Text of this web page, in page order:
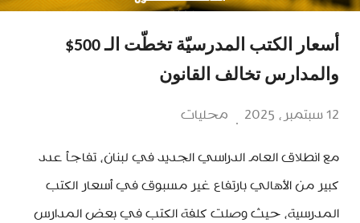
أسعار الكتب المدرسيّة تخطّت الـ 500$
والمدارس تخالف القانون
12 سبتمبر، 2025 محليات
مع انطلاق العام الدراسي الجديد في لبنان، تفاجأ عدد
كبير من الأهالي بارتفاع غير مسبوق في أسعار الكتب
المدرسية، حيث وصلت كلفة الكتب في بعض المدارس